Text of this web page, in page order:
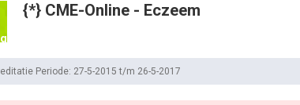
{*} CME-Online - Eczeem
Periode: 27-5-2015 t/m 26-5-2017